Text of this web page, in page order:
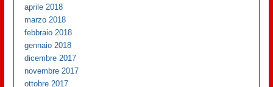
aprile 2018
marzo 2018
febbraio 2018
gennaio 2018
dicembre 2017
novembre 2017
ottobre 2017